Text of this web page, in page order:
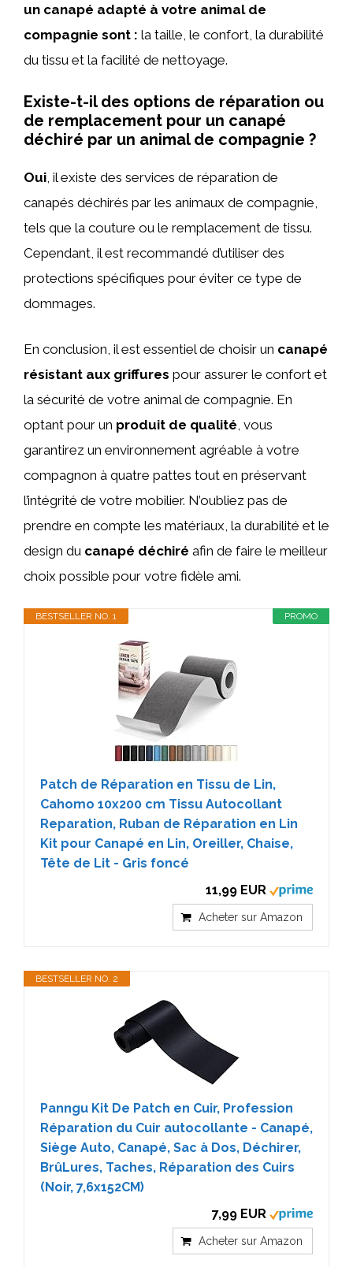
un canapé adapté à votre animal de
compagnie sont : la taille, le confort, la durabilité
du tissu et la facilité de nettoyage.
Existe-t-il des options de réparation ou
de remplacement pour un canapé
déchiré par un animal de compagnie ?
Oui, il existe des services de réparation de
canapés déchirés par les animaux de compagnie,
tels que la couture ou le remplacement de tissu.
Cependant, il est recommandé d’utiliser des
protections spécifiques pour éviter ce type de
dommages.
En conclusion, il est essentiel de choisir un canapé
résistant aux griffures pour assurer le confort et
la sécurité de votre animal de compagnie. En
optant pour un produit de qualité , vous
garantirez un environnement agréable à votre
compagnon à quatre pattes tout en préservant
l’intégrité de votre mobilier. N’oubliez pas de
prendre en compte les matériaux, la durabilité et le
design du canapé déchiré afin de faire le meilleur
choix possible pour votre fidèle ami.
PROMO
BESTSELLER NO. 1
Patch de Réparation en Tissu de Lin,
Cahomo 10x200 cm Tissu Autocollant
Reparation, Ruban de Réparation en Lin
Kit pour Canapé en Lin, Oreiller, Chaise,
Tête de Lit - Gris foncé
11,99 EUR
Acheter sur Amazon
BESTSELLER NO. 2
Panngu Kit De Patch en Cuir, Profession
Réparation du Cuir autocollante - Canapé,
Siège Auto, Canapé, Sac à Dos, Déchirer,
BrûLures, Taches, Réparation des Cuirs
(Noir, 7,6x152CM)
7,99 EUR
Acheter sur Amazon